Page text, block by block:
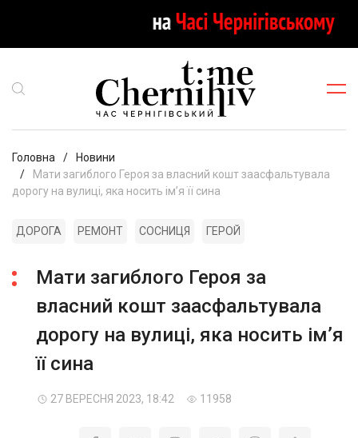
Головна
Новини
Мати загиблого Героя за власний кошт заасфальтувала
дорогу на вулиці, яка носить імʼя її сина
ДОРОГА РЕМОНТ СОСНИЦЯ ГЕРОЙ
Мати загиблого Героя за
власний кошт заасфальтувала
дорогу на вулиці, яка носить імʼя
її сина
27 ВЕРЕСНЯ 2023, 18:42 11958